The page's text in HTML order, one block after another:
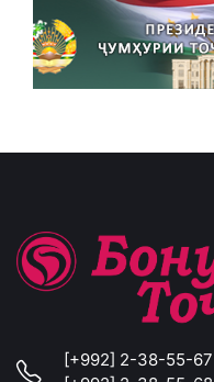
[+992] 2-38-55-67